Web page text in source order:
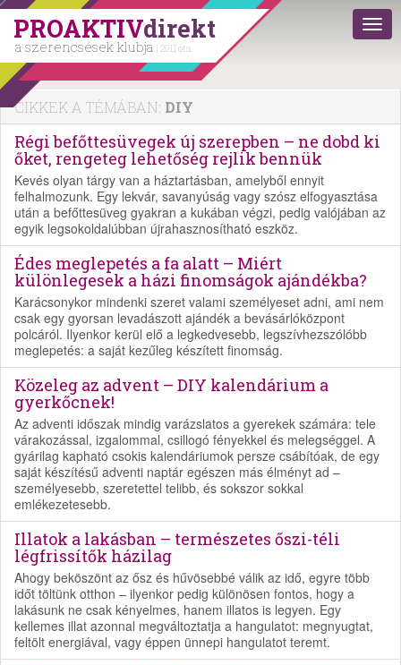
PROAKTIVdirekt
a szerencsések klubja | 2011 óta
CIKKEK A TÉMÁBAN: DIY
Régi befőttesüvegek új szerepben – ne dobd ki
őket, rengeteg lehetőség rejlik bennük
Kevés olyan tárgy van a háztartásban, amelyből ennyit
felhalmozunk. Egy lekvár, savanyúság vagy szósz elfogyasztása
után a befőttesüveg gyakran a kukában végzi, pedig valójában az
egyik legsokoldalúbban újrahasznosítható eszköz.
Édes meglepetés a fa alatt – Miért
különlegesek a házi finomságok ajándékba?
Karácsonykor mindenki szeret valami személyeset adni, ami nem
csak egy gyorsan levadászott ajándék a bevásárlóközpont
polcáról. Ilyenkor kerül elő a legkedvesebb, legszívhezszólóbb
meglepetés: a saját kezűleg készített finomság.
Közeleg az advent – DIY kalendárium a
gyerkőcnek!
Az adventi időszak mindig varázslatos a gyerekek számára: tele
várakozással, izgalommal, csillogó fényekkel és melegséggel. A
gyárilag kapható csokis kalendáriumok persze csábítóak, de egy
saját készítésű adventi naptár egészen más élményt ad –
személyesebb, szeretettel telibb, és sokszor sokkal
emlékezetesebb.
Illatok a lakásban – természetes őszi-téli
légfrissítők házilag
Ahogy beköszönt az ősz és hűvösebbé válik az idő, egyre több
időt töltünk otthon – ilyenkor pedig különösen fontos, hogy a
lakásunk ne csak kényelmes, hanem illatos is legyen. Egy
kellemes illat azonnal megváltoztatja a hangulatot: megnyugtat,
feltölt energiával, vagy éppen ünnepi hangulatot teremt.